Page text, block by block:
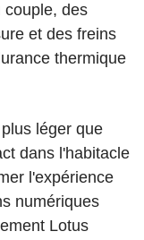
couple, des
et des freins
thermique
léger que
dans l'habitacle
l'expérience
numériques
Lotus